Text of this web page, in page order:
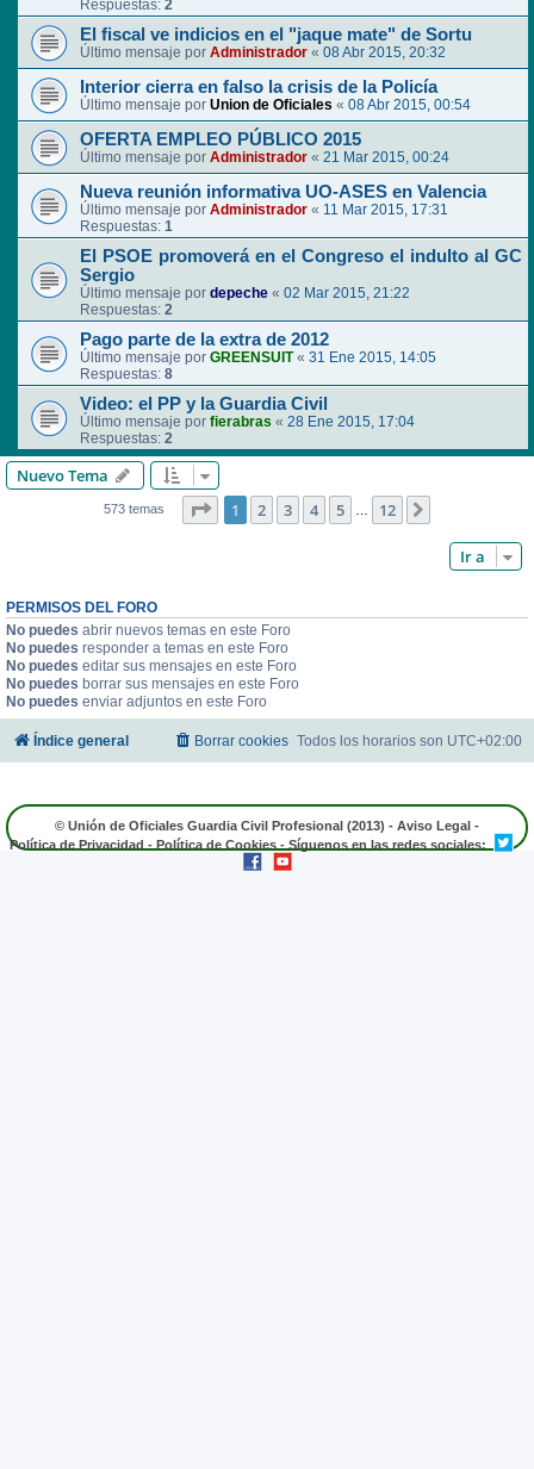
Respuestas: 2
El fiscal ve indicios en el "jaque mate" de Sortu
Último mensaje por Administrador « 08 Abr 2015, 20:32
Interior cierra en falso la crisis de la Policía
Último mensaje por Union de Oficiales « 08 Abr 2015, 00:54
OFERTA EMPLEO PÚBLICO 2015
Último mensaje por Administrador « 21 Mar 2015, 00:24
Nueva reunión informativa UO-ASES en Valencia
Último mensaje por Administrador « 11 Mar 2015, 17:31
Respuestas: 1
El PSOE promoverá en el Congreso el indulto al GC
Sergio
Último mensaje por depeche « 02 Mar 2015, 21:22
Respuestas: 2
Pago parte de la extra de 2012
Último mensaje por GREENSUIT« 31 Ene 2015, 14:05
Respuestas: 8
Video: el PP y la Guardia Civil
Último mensaje por fierabras « 28 Ene 2015, 17:04
Respuestas: 2
Nuevo Tema
573 temas Página de 12
1 2 3 4 5 … 12
Ir a
PERMISOS DEL FORO
No puedes abrir nuevos temas en este Foro
No puedes responder a temas en este Foro
No puedes editar sus mensajes en este Foro
No puedes borrar sus mensajes en este Foro
No puedes enviar adjuntos en este Foro
Índice general Todos los horarios son UTC+02:00
Borrar cookies
© Unión de Oficiales Guardia Civil Profesional (2013) - Aviso Legal -
Política de Privacidad-Política de Cookies- Síguenos en las redes sociales: